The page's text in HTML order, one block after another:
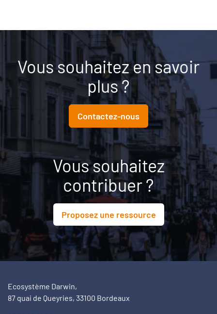
Vous souhaitez en savoir
plus ?
Contactez-nous
Vous souhaitez
contribuer ?
Proposez une ressource
Ecosystème Darwin,
87 quai de Queyries, 33100 Bordeaux